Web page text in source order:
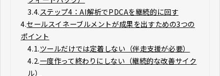
3.4.ステップ4：AI解析でPDCAを継続的に回す
4.セールスイネーブルメントが成果を出すための3つの
ポイント
4.1.ツールだけでは定着しない（伴走支援が必要）
4.2.一度作って終わりにしない（継続的な改善サイク
ル）